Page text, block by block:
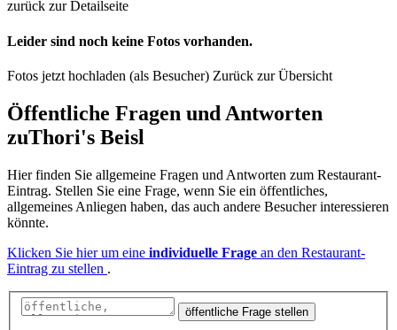
zurück zur Detailseite
Leider sind noch keine Fotos vorhanden.
Fotos jetzt hochladen (als Besucher) Zurück zur Übersicht
Öffentliche Fragen und Antworten
zuThori's Beisl
Hier finden Sie allgemeine Fragen und Antworten zum Restaurant-
Eintrag. Stellen Sie eine Frage, wenn Sie ein öffentliches,
allgemeines Anliegen haben, das auch andere Besucher interessieren
könnte.
Klicken Sie hier um eine individuelle Frage an den Restaurant-
Eintrag zu stellen .
öffentliche Frage stellen